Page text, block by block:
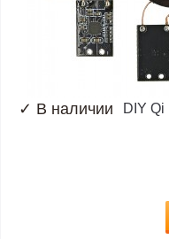
✓ В наличии
DIY Qi